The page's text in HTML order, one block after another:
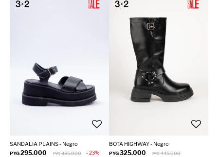
SANDALIA PLAINS - Negro
PYG295.000 PYG 385.000 23
BOTA HIGHWAY - Negro
PYG325.000 PYG 445.000